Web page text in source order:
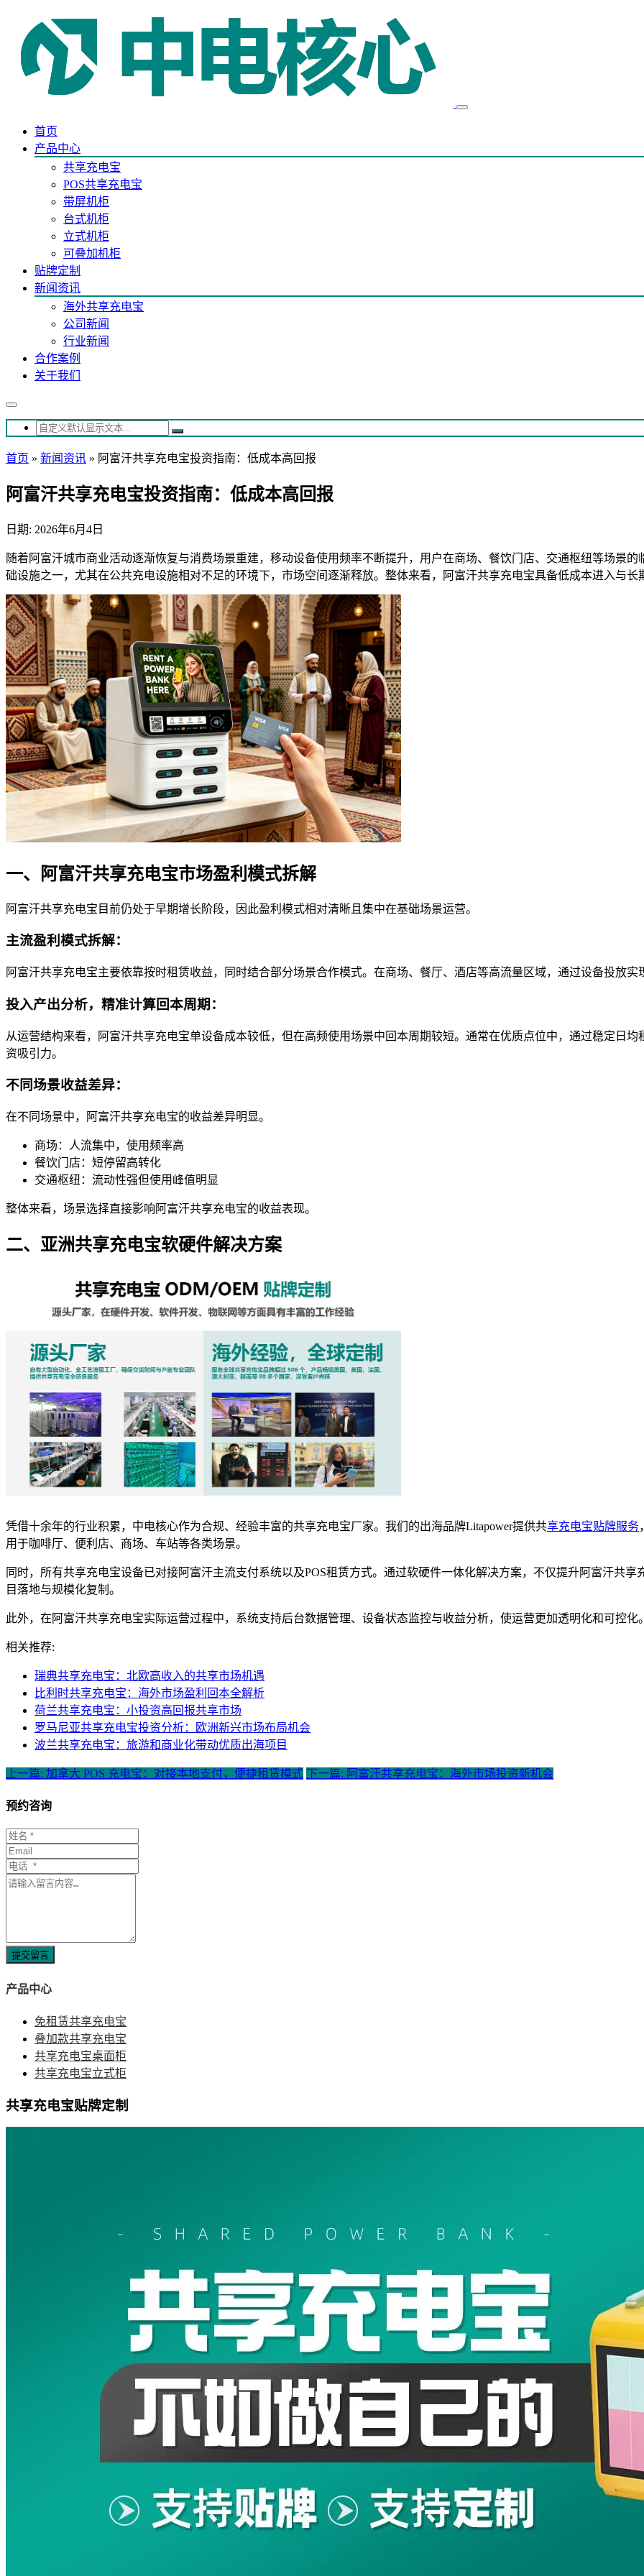
首页
产品中心
共享充电宝
POS共享充电宝
带屏机柜
台式机柜
立式机柜
可叠加机柜
贴牌定制
新闻资讯
海外共享充电宝
公司新闻
行业新闻
合作案例
关于我们
首页 » 新闻资讯 » 阿富汗共享充电宝投资指南：低成本高回报
阿富汗共享充电宝投资指南：低成本高回报
日期: 2026年6月4日
随着阿富汗城市商业活动逐渐恢复与消费场景重建，移动设备使用频率不断提升，用户在商场、餐饮门店、交通枢纽等场景
础设施之一，尤其在公共充电设施相对不足的环境下，市场空间逐渐释放。整体来看，阿富汗共享充电宝具备低成本进入与长
一、阿富汗共享充电宝市场盈利模式拆解
阿富汗共享充电宝目前仍处于早期增长阶段，因此盈利模式相对清晰且集中在基础场景运营。
主流盈利模式拆解：
阿富汗共享充电宝主要依靠按时租赁收益，同时结合部分场景合作模式。在商场、餐厅、酒店等高流量区域，通过设备投放
投入产出分析，精准计算回本周期：
从运营结构来看，阿富汗共享充电宝单设备成本较低，但在高频使用场景中回本周期较短。通常在优质点位中，通过稳定日
资吸引力。
不同场景收益差异：
在不同场景中，阿富汗共享充电宝的收益差异明显。
商场：人流集中，使用频率高
餐饮门店：短停留高转化
交通枢纽：流动性强但使用峰值明显
整体来看，场景选择直接影响阿富汗共享充电宝的收益表现。
二、亚洲共享充电宝软硬件解决方案
凭借十余年的行业积累，中电核心作为合规、经验丰富的共享充电宝厂家。我们的出海品牌Litapower提供共享充电宝贴牌服务
用于咖啡厅、便利店、商场、车站等各类场景。
同时，所有共享充电宝设备已对接阿富汗主流支付系统以及POS租赁方式。通过软硬件一体化解决方案，不仅提升阿富汗共
目落地与规模化复制。
此外，在阿富汗共享充电宝实际运营过程中，系统支持后台数据管理、设备状态监控与收益分析，使运营更加透明化和可控化
相关推荐:
瑞典共享充电宝：北欧高收入的共享市场机遇
比利时共享充电宝：海外市场盈利回本全解析
荷兰共享充电宝：小投资高回报共享市场
罗马尼亚共享充电宝投资分析：欧洲新兴市场布局机会
波兰共享充电宝：旅游和商业化带动优质出海项目
上一篇: 加拿大 POS 充电宝：对接本地支付，便捷租赁模式 下一篇: 阿富汗共享充电宝：海外市场投资新机会
预约咨询
提交留言
产品中心
免租赁共享充电宝
叠加款共享充电宝
共享充电宝桌面柜
共享充电宝立式柜
共享充电宝贴牌定制